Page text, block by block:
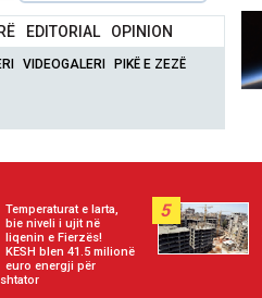
EDITORIAL OPINION
VIDEOGALERI PIKË E ZEZË
Temperaturat e larta,
bie niveli i ujit në
liqenin e Fierzës!
KESH blen 41.5 milionë
euro energji për
5